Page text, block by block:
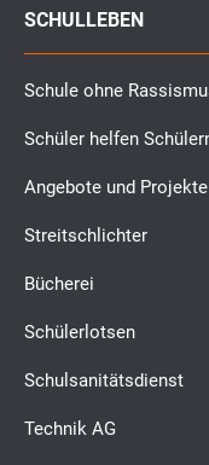
SCHULLEBEN
Schule ohne
Schüler helfen
Angebote und
Streitschlichter
Bücherei
Schülerlotsen
Schulsanitätsdienst
Technik AG